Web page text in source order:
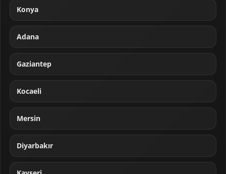
Konya
Adana
Gaziantep
Kocaeli
Mersin
Diyarbakır